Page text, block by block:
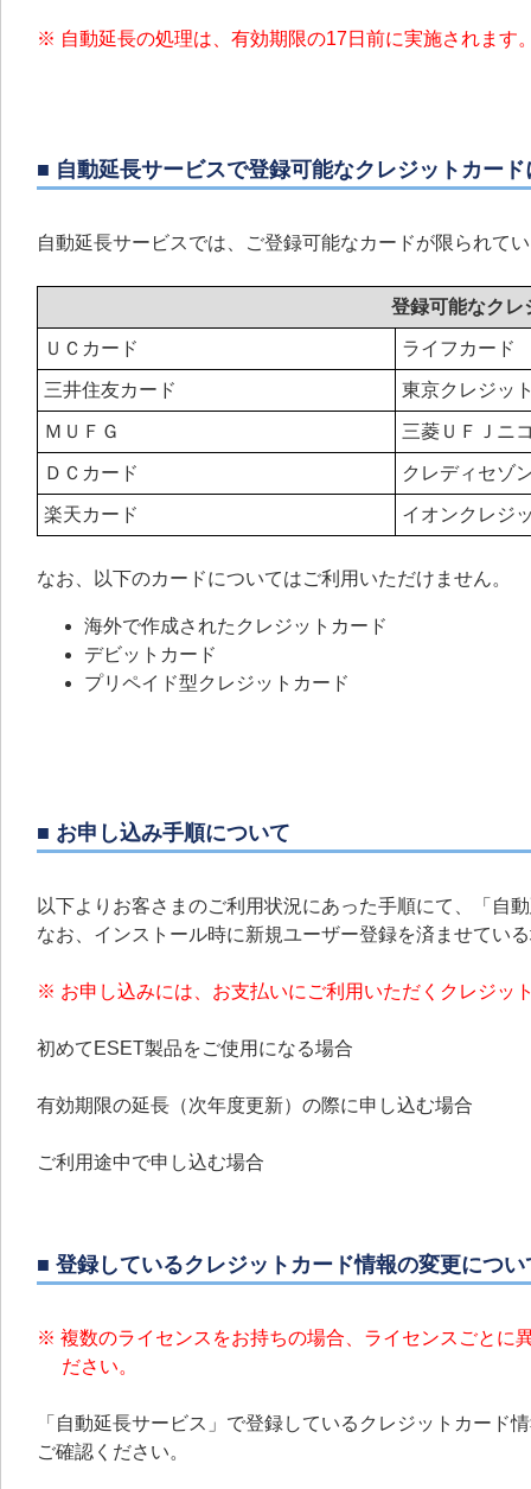
※ 自動延長の処理は、有効期限の17日前に実施されます
■ 自動延長サービスで登録可能なクレジットカード
自動延長サービスでは、ご登録可能なカードが限られて
登録可能なクレ
ＵＣカード ライフカード
三井住友カード 東京クレジッ
ＭＵＦＧ 三菱ＵＦＪニ
ＤＣカード クレディセゾ
楽天カード イオンクレジ
なお、以下のカードについてはご利用いただけません。
海外で作成されたクレジットカード
デビットカード
プリペイド型クレジットカード
■ お申し込み手順について
以下よりお客さまのご利用状況にあった手順にて、「自
なお、インストール時に新規ユーザー登録を済ませてい
※ お申し込みには、お支払いにご利用いただくクレジッ
初めてESET製品をご使用になる場合
有効期限の延長（次年度更新）の際に申し込む場合
ご利用途中で申し込む場合
■ 登録しているクレジットカード情報の変更につい
※ 複数のライセンスをお持ちの場合、ライセンスごとに
ださい。
「自動延長サービス」で登録しているクレジットカー
ご確認ください。